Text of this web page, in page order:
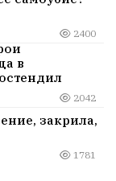
2400
в
2042
закрила,
1781